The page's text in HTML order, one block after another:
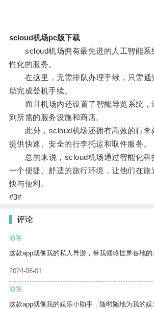
scloud机场pc版下载
scloud机场拥有最先进的人工智能系
性化的服务。
在这里，无需排队办理手续，只需通
助完成登机手续。
而且机场内还设置了智能导览系统，
到所需的服务设施和商店。
此外，scloud机场还拥有高效的行李
提供快速、安全的行李托运和取件服务。
总的来说，scloud机场通过智能化科
一个便捷、舒适的旅行环境，让他们在旅
快与便利。
#3#
评论
游客
这款app就像我的私人导游，带我领略世界各地的
2024-08-01
游客
这款app就像我的娱乐小助手，随时随地为我的娱